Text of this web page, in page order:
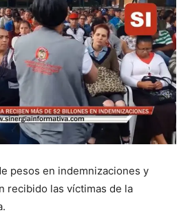
pesos en indemnizaciones y
recibido las víctimas de la